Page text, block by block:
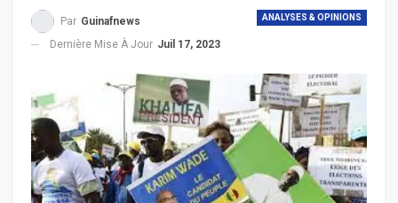
ANALYSES & OPINIONS
Par Guinafnews
Dernière Mise À Jour Juil 17, 2023